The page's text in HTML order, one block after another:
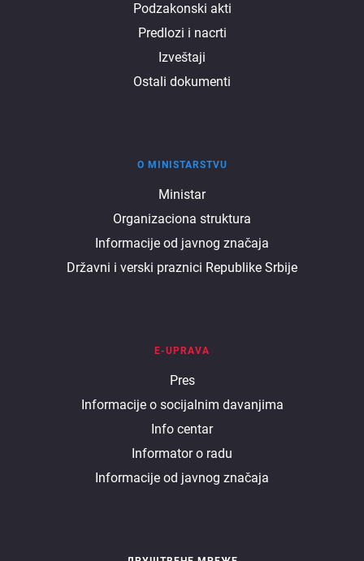
Podzakonski akti
Predlozi i nacrti
Izveštaji
Ostali dokumenti
ministarstvu
O MINISTARSTVU
Ministar
Organizaciona struktura
Informacije od javnog značaja
Državni i verski praznici Republike Srbije
E-UPRAVA
Pres
Informacije o socijalnim davanjima
Info centar
Informator o radu
Informacije od javnog značaja